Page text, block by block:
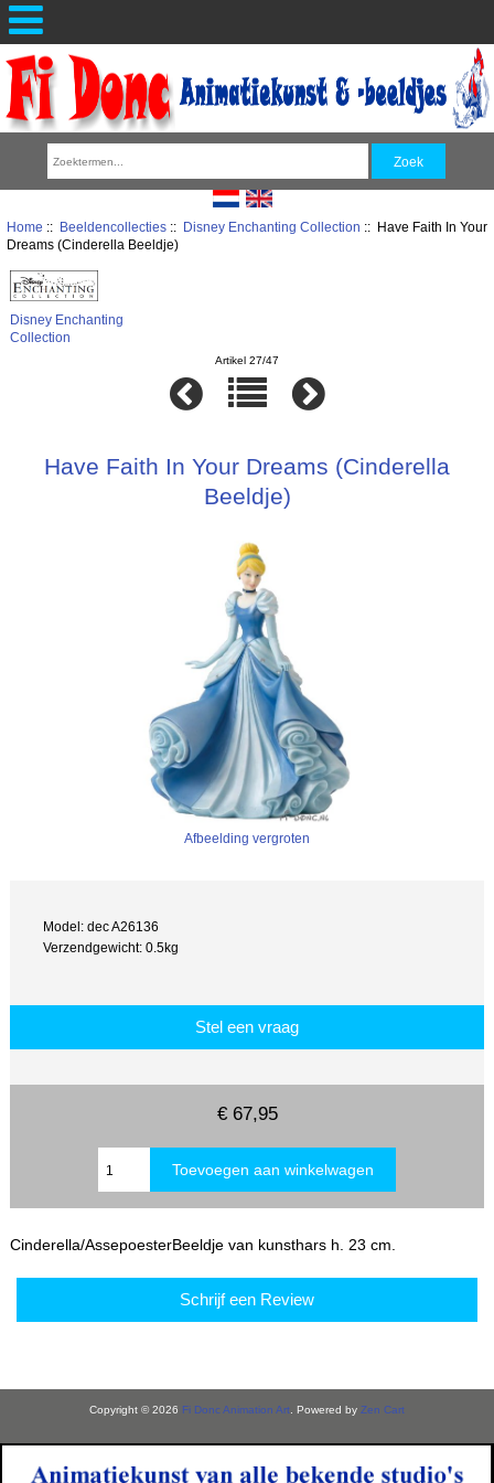
Home :: Beeldencollecties:: Disney Enchanting Collection :: Have Faith In Your
Dreams (Cinderella Beeldje)
Disney Enchanting
Collection
Artikel 27/47
Have Faith In Your Dreams (Cinderella
Beeldje)
Afbeelding vergroten
Model: dec A26136
Verzendgewicht: 0.5kg
Stel een vraag
€ 67,95
Cinderella/AssepoesterBeeldje van kunsthars h. 23 cm.
Schrijf een Review
Copyright © 2026 Fi Donc Animation Art . Powered by Zen Cart